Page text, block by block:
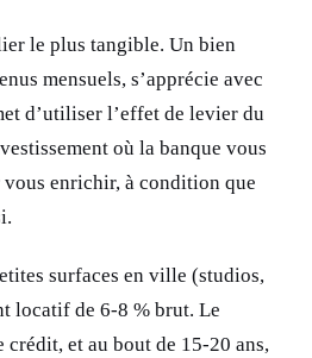
le plus tangible. Un bien
mensuels, s’apprécie avec
d’utiliser l’effet de levier du
où la banque vous
vous enrichir, à condition que
surfaces en ville (studios,
locatif de 6-8 % brut. Le
crédit, et au bout de 15-20 ans,